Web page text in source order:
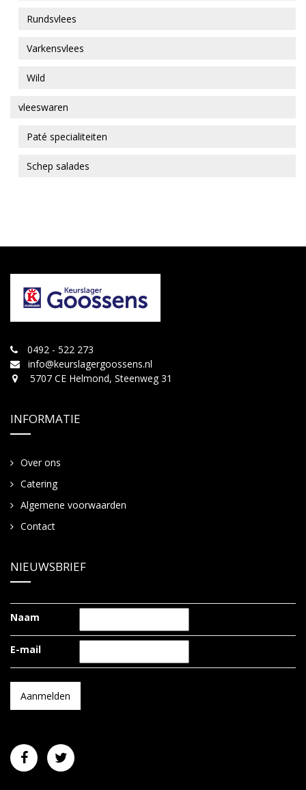
Rundsvlees
Varkensvlees
Wild
vleeswaren
Paté specialiteiten
Schep salades
0492 - 522 273
info@keurslagergoossens.nl
5707 CE Helmond, Steenweg 31
INFORMATIE
Over ons
Catering
Algemene voorwaarden
Contact
NIEUWSBRIEF
Naam
E-mail